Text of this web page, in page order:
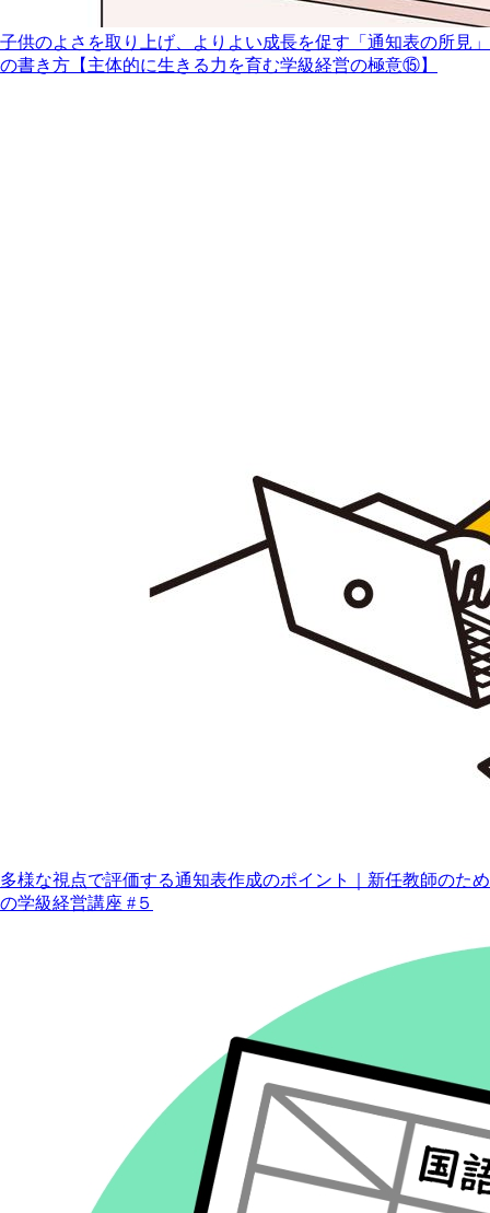
子供のよさを取り上げ、よりよい成長を促す「通知表の所見」
の書き方【主体的に生きる力を育む学級経営の極意⑮】
多様な視点で評価する通知表作成のポイント｜新任教師のため
の学級経営講座 #５